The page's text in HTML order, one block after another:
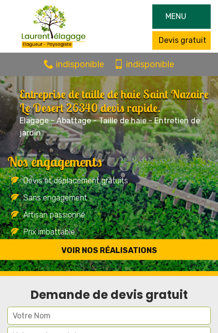
MENU
Devis gratuit
indisponible indisponible
Entreprise de taille de haie Saint Nazaire
Le Desert 26340 devis rapide.
Elagage - Abattage - Taille de haie - Entretien de
jardin
VOIR NOS RÉALISATIONS
Nos engagements
Devis et déplacement gratuits
Sans engagement
Artisan passionné
Prix imbattable
Travail de qualité
Demande de devis gratuit